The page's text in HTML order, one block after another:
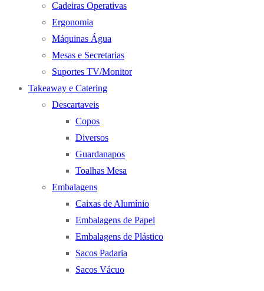
Cadeiras Operativas
Ergonomia
Máquinas Água
Mesas e Secretarias
Suportes TV/Monitor
Takeaway e Catering
Descartaveis
Copos
Diversos
Guardanapos
Toalhas Mesa
Embalagens
Caixas de Alumínio
Embalagens de Papel
Embalagens de Plástico
Sacos Padaria
Sacos Vácuo